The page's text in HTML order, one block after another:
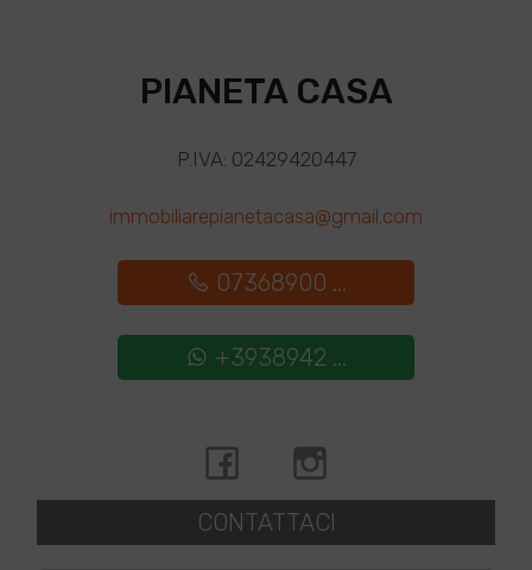
PIANETA CASA
P.IVA: 02429420447
immobiliarepianetacasa@gmail.com
07368900 ...
+3938942 ...
CONTATTACI